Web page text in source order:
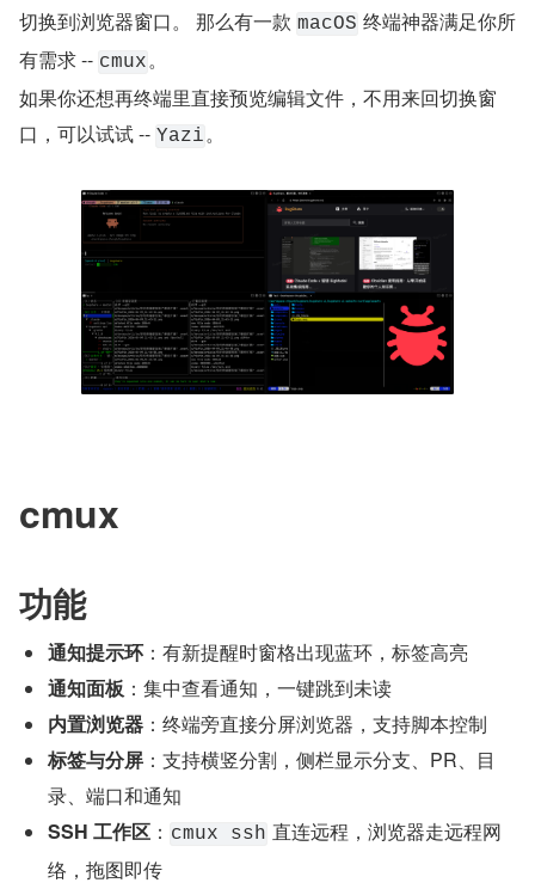
切换到浏览器窗口。 那么有一款 macOS 终端神器满足你所
有需求 -- cmux。
如果你还想再终端里直接预览编辑文件，不用来回切换窗
口，可以试试 -- Yazi。
cmux
功能
通知提示环：有新提醒时窗格出现蓝环，标签高亮
通知面板 ：集中查看通知，一键跳到未读
内置浏览器 ：终端旁直接分屏浏览器，支持脚本控制
标签与分屏 ：支持横竖分割，侧栏显示分支、PR、目
录、端口和通知
SSH 工作区 ： cmux ssh 直连远程，浏览器走远程网
络，拖图即传